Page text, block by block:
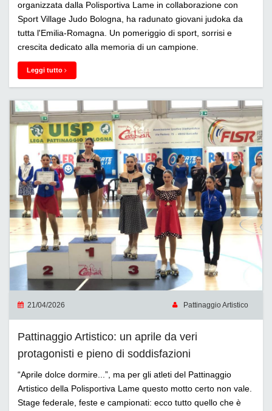
organizzata dalla Polisportiva Lame in collaborazione con
Sport Village Judo Bologna, ha radunato giovani judoka da
tutta l'Emilia-Romagna. Un pomeriggio di sport, sorrisi e
crescita dedicato alla memoria di un campione.
Leggi tutto
21/04/2026 Pattinaggio Artistico
Pattinaggio Artistico: un aprile da veri
protagonisti e pieno di soddisfazioni
“Aprile dolce dormire...”, ma per gli atleti del Pattinaggio
Artistico della Polisportiva Lame questo motto certo non vale.
Stage federale, feste e campionati: ecco tutto quello che è